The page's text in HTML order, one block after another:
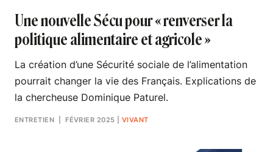
Une nouvelle Sécu pour « renverser la
politique alimentaire et agricole »
La création d’une Sécurité sociale de l’alimentation
pourrait changer la vie des Français. Explications de
la chercheuse Dominique Paturel.
ENTRETIEN| FÉVRIER 2025 VIVANT